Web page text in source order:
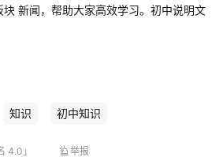
新闻，帮助大家高效学习。初中说明文
知识 初中知识
4.0」 举报